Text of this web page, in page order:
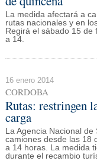
La medida afectará a
rutas nacionales y en
Regirá el sábado 15
a 14.
16 enero 2014
CORDOBA
Rutas: restringen
carga
La Agencia Nacional
camiones desde las 18
a 14 horas. La medida
durante el recambio